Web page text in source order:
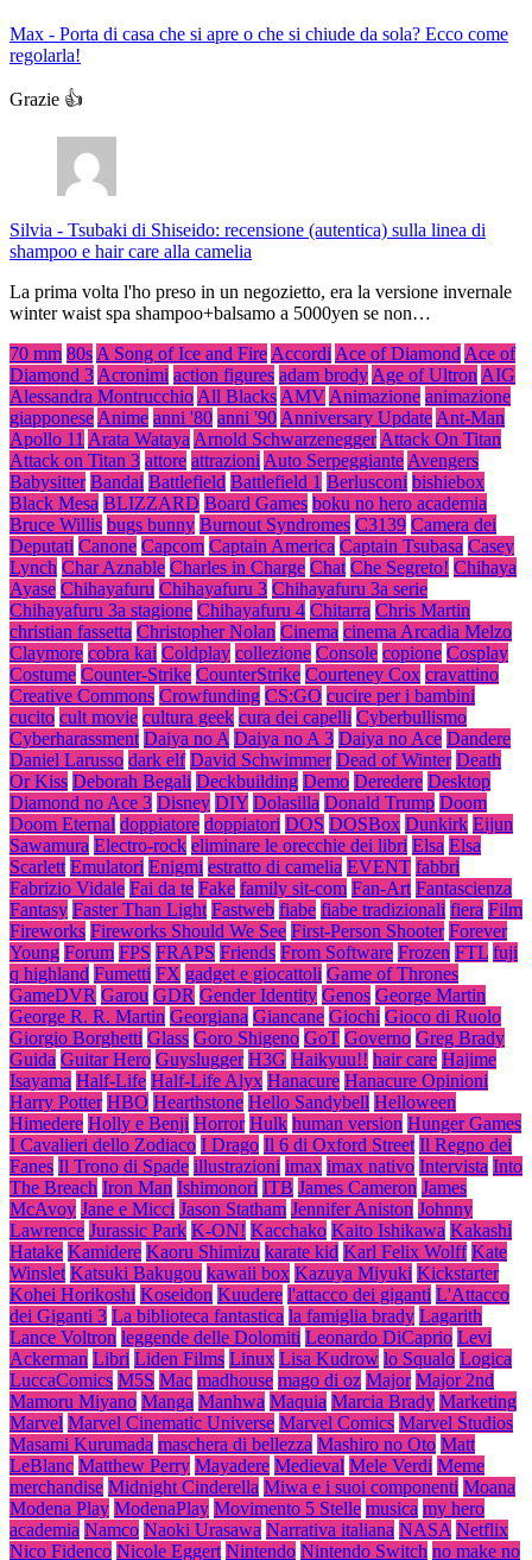
Max - Porta di casa che si apre o che si chiude da sola? Ecco come
regolarla!
Grazie 👍
Silvia - Tsubaki di Shiseido: recensione (autentica) sulla linea di
shampoo e hair care alla camelia
La prima volta l'ho preso in un negozietto, era la versione invernale
winter waist spa shampoo+balsamo a 5000yen se non…
70 mm 80s A Song of Ice and Fire Accordi Ace of Diamond Ace of
Diamond 3 Acronimi action figures adam brody Age of Ultron AIG
Alessandra Montrucchio All Blacks AMV Animazione animazione
giapponese Anime anni '80 anni '90 Anniversary Update Ant-Man
Apollo 11 Arata Wataya Arnold Schwarzenegger Attack On Titan
Attack on Titan 3 attore attrazioni Auto Serpeggiante Avengers
Babysitter Bandai Battlefield Battlefield 1 Berlusconi bishiebox
Black Mesa BLIZZARD Board Games boku no hero academia
Bruce Willis bugs bunny Burnout Syndromes C3139 Camera dei
Deputati Canone Capcom Captain America Captain Tsubasa Casey
Lynch Char Aznable Charles in Charge Chat Che Segreto! Chihaya
Ayase Chihayafuru Chihayafuru 3 Chihayafuru 3a serie
Chihayafuru 3a stagione Chihayafuru 4 Chitarra Chris Martin
christian fassetta Christopher Nolan Cinema cinema Arcadia Melzo
Claymore cobra kai Coldplay collezione Console copione Cosplay
Costume Counter-Strike CounterStrike Courteney Cox cravattino
Creative Commons Crowfunding CS:GO cucire per i bambini
cucito cult movie cultura geek cura dei capelli Cyberbullismo
Cyberharassment Daiya no A Daiya no A 3 Daiya no Ace Dandere
Daniel Larusso dark elf David Schwimmer Dead of Winter Death
Or Kiss Deborah Begali Deckbuilding Demo Deredere Desktop
Diamond no Ace 3 Disney DIY Dolasilla Donald Trump Doom
Doom Eternal doppiatore doppiatori DOS DOSBox Dunkirk Eijun
Sawamura Electro-rock eliminare le orecchie dei libri Elsa Elsa
Scarlett Emulatori Enigmi estratto di camelia EVENT fabbri
Fabrizio Vidale Fai da te Fake family sit-com Fan-Art Fantascienza
Fantasy Faster Than Light Fastweb fiabe fiabe tradizionali fiera Film
Fireworks Fireworks Should We See First-Person Shooter Forever
Young Forum FPS FRAPS Friends From Software Frozen FTL fuji
q highland Fumetti FX gadget e giocattoli Game of Thrones
GameDVR Garou GDR Gender Identity Genos George Martin
George R. R. Martin Georgiana Giancane Giochi Gioco di Ruolo
Giorgio Borghetti Glass Goro Shigeno GoT Governo Greg Brady
Guida Guitar Hero Guyslugger H3G Haikyuu!! hair care Hajime
Isayama Half-Life Half-Life Alyx Hanacure Hanacure Opinioni
Harry Potter HBO Hearthstone Hello Sandybell Helloween
Himedere Holly e Benji Horror Hulk human version Hunger Games
I Cavalieri dello Zodiaco I Drago Il 6 di Oxford Street Il Regno dei
Fanes Il Trono di Spade illustrazioni imax imax nativo Intervista Into
The Breach Iron Man Ishimonori ITB James Cameron James
McAvoy Jane e Micci Jason Statham Jennifer Aniston Johnny
Lawrence Jurassic Park K-ON! Kacchako Kaito Ishikawa Kakashi
Hatake Kamidere Kaoru Shimizu karate kid Karl Felix Wolff Kate
Winslet Katsuki Bakugou kawaii box Kazuya Miyuki Kickstarter
Kohei Horikoshi Koseidon Kuudere l'attacco dei giganti L'Attacco
dei Giganti 3 La biblioteca fantastica la famiglia brady Lagarith
Lance Voltron leggende delle Dolomiti Leonardo DiCaprio Levi
Ackerman Libri Liden Films Linux Lisa Kudrow lo Squalo Logica
LuccaComics M5S Mac madhouse mago di oz Major Major 2nd
Mamoru Miyano Manga Manhwa Maquia Marcia Brady Marketing
Marvel Marvel Cinematic Universe Marvel Comics Marvel Studios
Masami Kurumada maschera di bellezza Mashiro no Oto Matt
LeBlanc Matthew Perry Mayadere Medieval Mele Verdi Meme
merchandise Midnight Cinderella Miwa e i suoi componenti Moana
Modena Play ModenaPlay Movimento 5 Stelle musica my hero
academia Namco Naoki Urasawa Narrativa italiana NASA Netflix
Nico Fidenco Nicole Eggert Nintendo Nintendo Switch no make no